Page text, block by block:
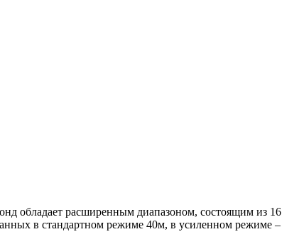
обладает расширенным диапазоном, состоящим из 16
в стандартном режиме 40м, в усиленном режиме –